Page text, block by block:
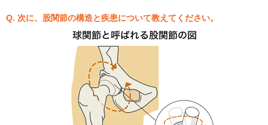
Q. 次に、股関節の構造と疾患について教えてください。